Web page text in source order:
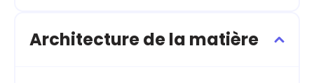
Architecture de la matière